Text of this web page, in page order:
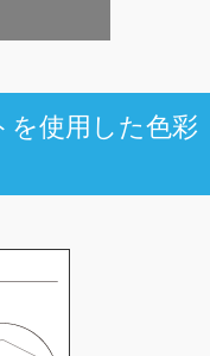
を使用した色彩